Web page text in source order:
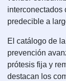
interconectados
predecible a
El catálogo de
prevención
prótesis fija y
destacan los